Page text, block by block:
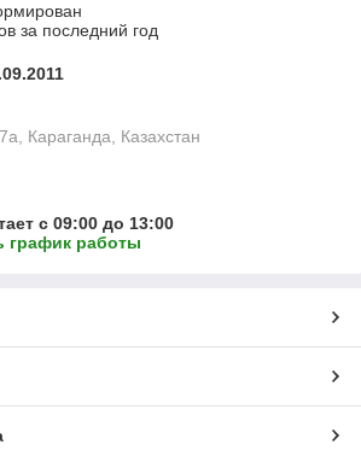
за последний год
Караганда, Казахстан
с 09:00 до 13:00
график работы